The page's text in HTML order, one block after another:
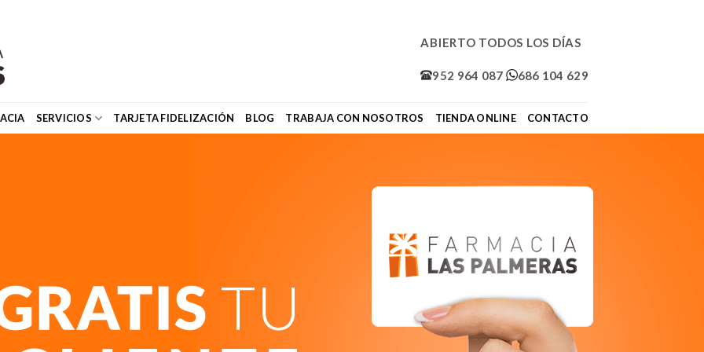
ABIERTO TODOS LOS DÍAS
952 964 087 686 104 629
SERVICIOS TARJETA FIDELIZACIÓN BLOG TRABAJA CON NOSOTROS TIENDA ONLINE CONTACTO